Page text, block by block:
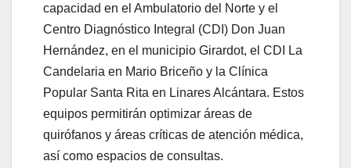
capacidad en el Ambulatorio del Norte y el
Centro Diagnóstico Integral (CDI) Don Juan
Hernández, en el municipio Girardot, el CDI La
Candelaria en Mario Briceño y la Clínica
Popular Santa Rita en Linares Alcántara. Estos
equipos permitirán optimizar áreas de
quirófanos y áreas críticas de atención médica,
así como espacios de consultas.